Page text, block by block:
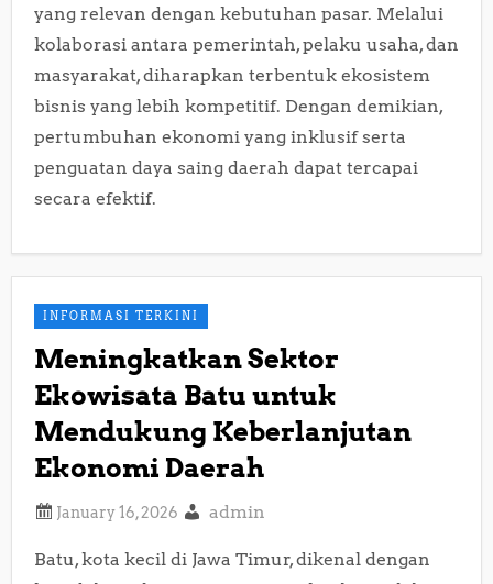
yang relevan dengan kebutuhan pasar. Melalui
kolaborasi antara pemerintah, pelaku usaha, dan
masyarakat, diharapkan terbentuk ekosistem
bisnis yang lebih kompetitif. Dengan demikian,
pertumbuhan ekonomi yang inklusif serta
penguatan daya saing daerah dapat tercapai
secara efektif.
INFORMASI TERKINI
Meningkatkan Sektor
Ekowisata Batu untuk
Mendukung Keberlanjutan
Ekonomi Daerah
admin
Batu, kota kecil di Jawa Timur, dikenal dengan